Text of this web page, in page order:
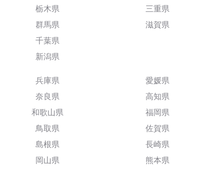
栃木県
群馬県
千葉県
新潟県
三重県
滋賀県
兵庫県
奈良県
和歌山県
鳥取県
島根県
岡山県
愛媛県
高知県
福岡県
佐賀県
長崎県
熊本県